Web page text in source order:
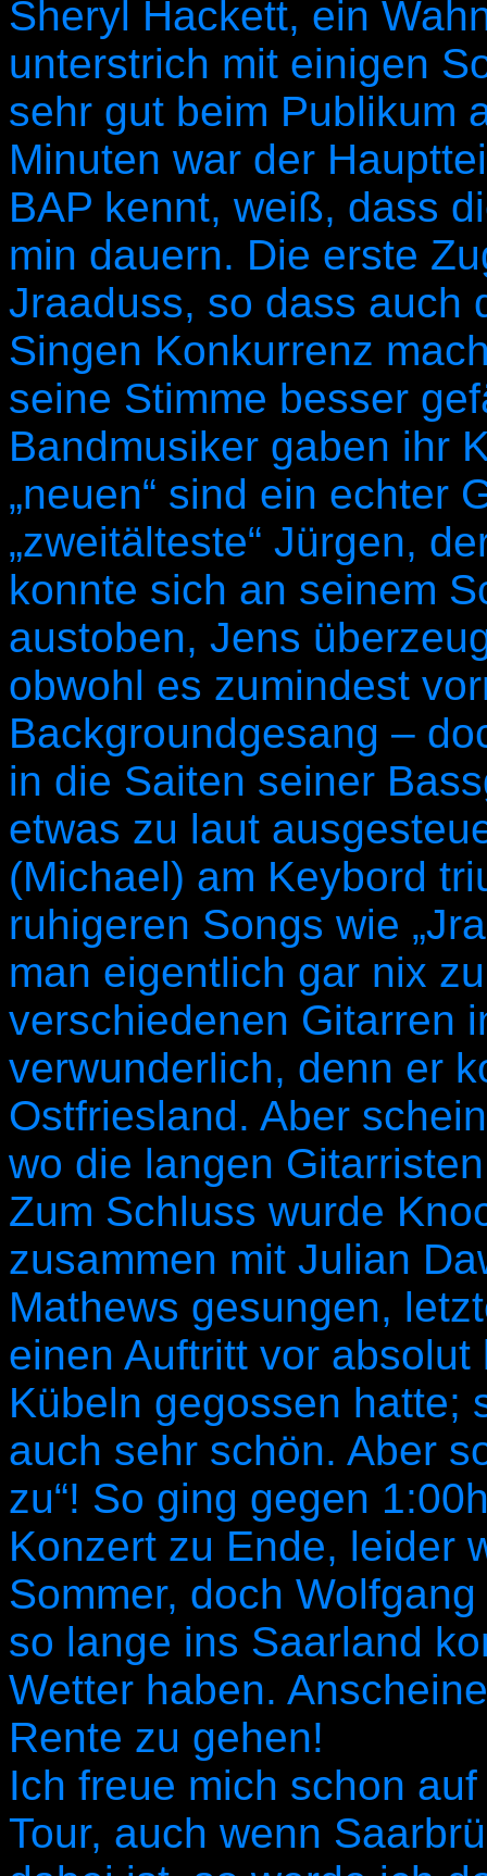
Sheryl Hackett, ein
unterstrich mit einigen
sehr gut beim Publikum
Minuten war der
BAP kennt, weiß, dass
min dauern. Die erste
Jraaduss, so dass auch
Singen Konkurrenz
seine Stimme besser
Bandmusiker gaben ihr
„neuen“ sind ein echter
„zweitälteste“ Jürgen,
konnte sich an seinem
austoben, Jens
obwohl es zumindest
Backgroundgesang –
in die Saiten seiner
etwas zu laut
(Michael) am Keybord
ruhigeren Songs wie
man eigentlich gar nix
verschiedenen Gitarren
verwunderlich, denn er
Ostfriesland. Aber
wo die langen
Zum Schluss wurde
zusammen mit Julian
Mathews gesungen,
einen Auftritt vor
Kübeln gegossen hatte;
auch sehr schön. Aber
zu“! So ging gegen
Konzert zu Ende, leider
Sommer, doch
so lange ins Saarland
Wetter haben.
Rente zu gehen!
Ich freue mich schon
Tour, auch wenn